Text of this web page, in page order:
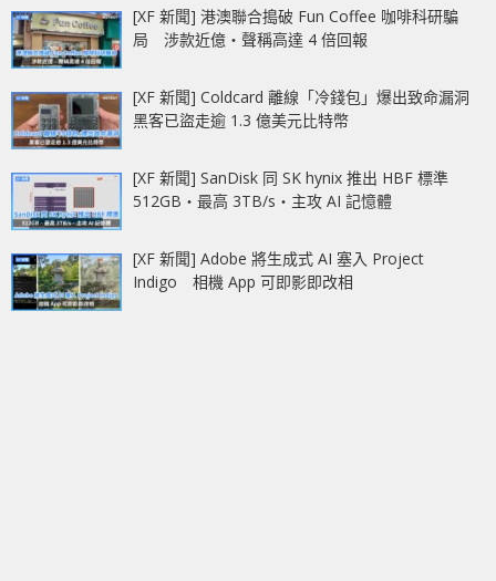
[XF 新聞] 港澳聯合搗破 Fun Coffee 咖啡科研騙
局 涉款近億‧聲稱高達 4 倍回報
[XF 新聞] Coldcard 離線「冷錢包」爆出致命漏洞
黑客已盜走逾 1.3 億美元比特幣
[XF 新聞] SanDisk 同 SK hynix 推出 HBF 標準
512GB‧最高 3TB/s‧主攻 AI 記憶體
[XF 新聞] Adobe 將生成式 AI 塞入 Project
Indigo 相機 App 可即影即改相